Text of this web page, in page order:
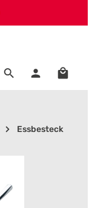
Essbesteck